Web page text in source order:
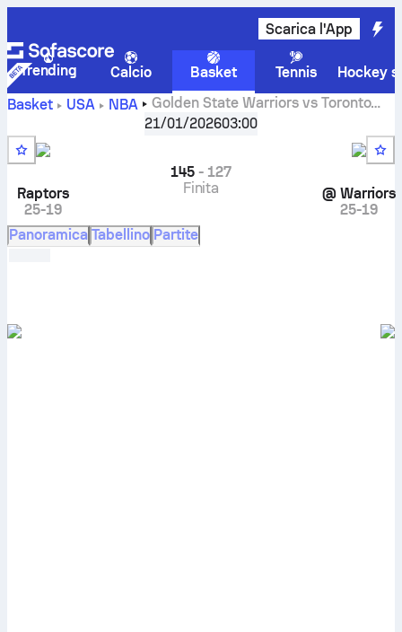
Scarica l'App
Trending Calcio Basket Tennis
Hockey
Basket
USA NBA
Golden State Warriors vs Toronto
Raptors risultati live, testa a testa, classifiche, pronostici e
statistiche
21/01/202603:00
Raptors
25-19
145- 127
Finita
@ Warriors
25-19
Panoramica Tabellino Partite